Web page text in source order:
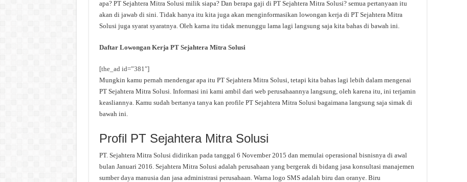
apa? PT Sejahtera Mitra Solusi milik siapa? Dan berapa gaji di PT Sejahtera Mitra Solusi? semua pertanyaan itu
akan di jawab di sini. Tidak hanya itu kita juga akan menginformasikan lowongan kerja di PT Sejahtera Mitra
Solusi juga syarat syaratnya. Oleh karna itu tidak menunggu lama lagi langsung saja kita bahas di bawah ini.
Daftar Lowongan Kerja PT Sejahtera Mitra Solusi
[the_ad id=”381″]
Mungkin kamu pernah mendengar apa itu PT Sejahtera Mitra Solusi, tetapi kita bahas lagi lebih dalam mengenai
PT Sejahtera Mitra Solusi. Informasi ini kami ambil dari web perusahaannya langsung, oleh karena itu, ini terjamin
keasliannya. Kamu sudah bertanya tanya kan profile PT Sejahtera Mitra Solusi bagaimana langsung saja simak di
bawah ini.
Profil PT Sejahtera Mitra Solusi
PT. Sejahtera Mitra Solusi didirikan pada tanggal 6 November 2015 dan memulai operasional bisnisnya di awal
bulan Januari 2016. Sejahtera Mitra Solusi adalah perusahaan yang bergerak di bidang jasa konsultasi manajemen
sumber daya manusia dan jasa administrasi perusahaan. Warna logo SMS adalah biru dan oranye. Biru